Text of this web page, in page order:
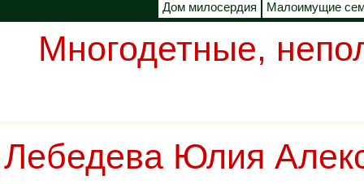
Дом милосердия Малоимущие
Многодетные,
Лебедева Юлия